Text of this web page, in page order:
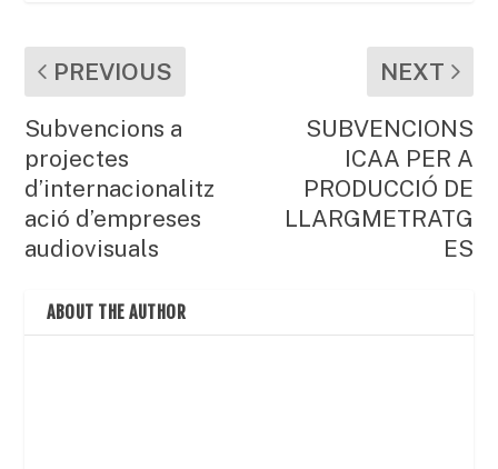
PREVIOUS
Subvencions a
projectes
d’internacionalitz
ació d’empreses
audiovisuals
NEXT
SUBVENCIONS
ICAA PER A
PRODUCCIÓ DE
LLARGMETRATG
ES
ABOUT THE AUTHOR